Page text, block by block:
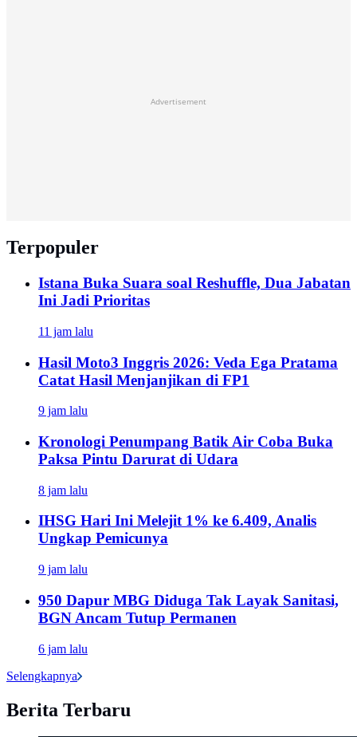
Advertisement
Terpopuler
Istana Buka Suara soal Reshuffle, Dua Jabatan
Ini Jadi Prioritas
11 jam lalu
Hasil Moto3 Inggris 2026: Veda Ega Pratama
Catat Hasil Menjanjikan di FP1
9 jam lalu
Kronologi Penumpang Batik Air Coba Buka
Paksa Pintu Darurat di Udara
8 jam lalu
IHSG Hari Ini Melejit 1% ke 6.409, Analis
Ungkap Pemicunya
9 jam lalu
950 Dapur MBG Diduga Tak Layak Sanitasi,
BGN Ancam Tutup Permanen
6 jam lalu
Selengkapnya
Berita Terbaru